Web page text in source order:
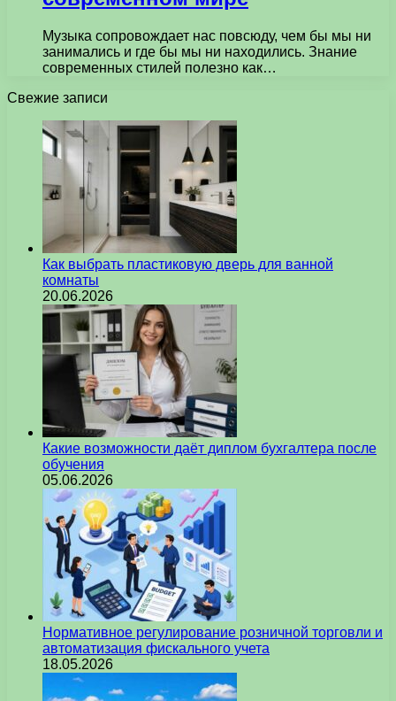
Музыка сопровождает нас повсюду, чем бы мы ни
занимались и где бы мы ни находились. Знание
современных стилей полезно как…
Свежие записи
Как выбрать пластиковую дверь для ванной
комнаты
20.06.2026
Какие возможности даёт диплом бухгалтера после
обучения
05.06.2026
Нормативное регулирование розничной торговли и
автоматизация фискального учета
18.05.2026